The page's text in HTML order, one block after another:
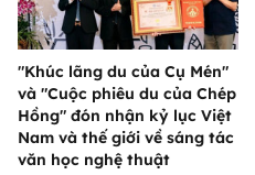
"Khúc lãng du của Cụ Mén"
và "Cuộc phiêu du của Chép
Hồng" đón nhận kỷ lục Việt
Nam và thế giới về sáng tác
văn học nghệ thuật